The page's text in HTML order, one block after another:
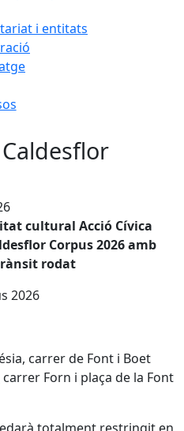
i entitats
cultural Acció Cívica
Corpus 2026 amb
rodat
2026
carrer de Font i Boet
Forn i plaça de la Font